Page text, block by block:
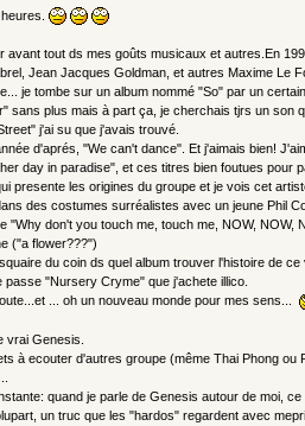
avant tout ds mes goûts musicaux et autres.En
Jean Jacques Goldman, et autres Maxime Le
je tombe sur un album nommé "So" par un
sans plus mais à part ça, je cherchais tjrs un son
j'ai su que j'avais trouvé.
d'aprés, "We can't dance". Et j'aimais bien!
day in paradise", et ces titres bien foutues pour
presente les origines du groupe et je vois cet
des costumes surréalistes avec un jeune Phil
"Why don't you touch me, touch me, NOW, NOW,
("a flower???")
du coin ds quel album trouver l'histoire de
passe "Nursery Cryme" que j'achete illico.
... oh un nouveau monde pour mes sens...
vrai Genesis.
à ecouter d'autres groupe (même Thai Phong ou
quand je parle de Genesis autour de moi,
un truc que les "hardos" regardent avec